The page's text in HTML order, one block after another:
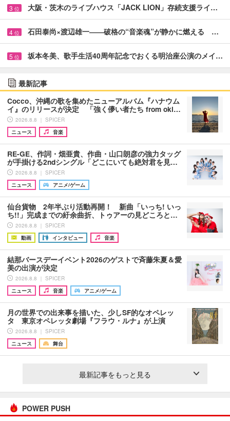
3 位 大阪・茨木のライブハウス「JACK LION」存続支援ライ…
4 位 石田泰尚×渡辺雄一――破格の“音楽魂”が静かに燃える …
5 位 坂本冬美、歌手生活40周年記念でおくる明治座公演のメイ…
最新記事
Cocco、沖縄の歌を集めたニューアルバム『ハナウム
イ』のリリースが決定 「強く儚い者たち from oki…
2026.8.8 ｜ SPICER
ニュース
音楽
RE-GE、作詞・畑亜貴、作曲・山口朗彦の強力タッグ
が手掛ける2ndシングル「どこにいても絶対君を見…
2026.8.8 ｜ SPICER
ニュース
アニメ/ゲーム
仙台貨物 2年半ぶり活動再開！ 新曲「いっち! いっ
ち!!」完成までの紆余曲折、トゥアーの見どころと…
2026.8.8 ｜ SPICER
動画
インタビュー 音楽
結那バースデーイベント2026のゲストで斉藤朱夏＆愛
美の出演が決定
2026.8.8 ｜ SPICER
ニュース
音楽 アニメ/ゲーム
月の世界での出来事を描いた、少しSF的なオペレッ
タ 東京オペレッタ劇場『フラウ・ルナ』が上演
2026.8.8 ｜ SPICER
ニュース
舞台
最新記事をもっと見る
POWER PUSH